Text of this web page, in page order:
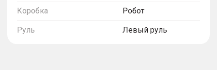
Коробка Робот
Руль Левый руль